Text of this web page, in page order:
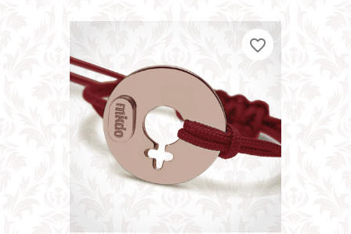
favorite_border
favorite_border
favorite_border